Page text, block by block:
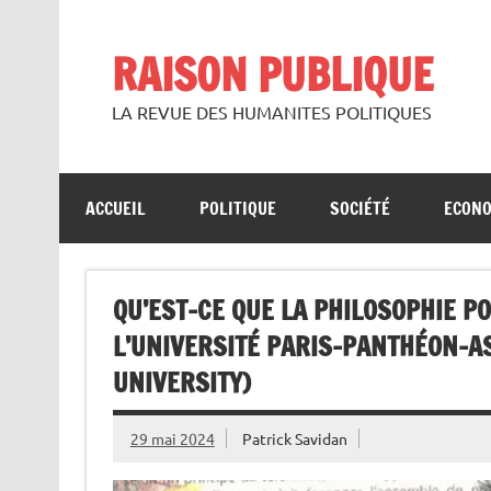
RAISON PUBLIQUE
LA REVUE DES HUMANITES POLITIQUES
ACCUEIL POLITIQUE SOCIÉTÉ
QU’EST-CE QUE LA PHILOSOPHIE
L’UNIVERSITÉ PARIS-PANTHÉON-
UNIVERSITY)
29 mai 2024 Patrick Savidan